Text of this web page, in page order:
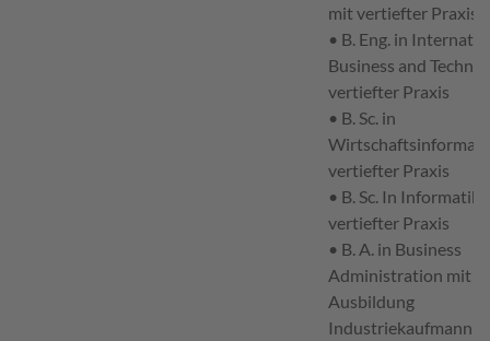
mit vertiefter Praxis
• B. Eng. in
Business and
vertiefter Praxis
• B. Sc. in
vertiefter Praxis
• B. Sc. In Informatik
vertiefter Praxis
• B. A. in Business
Administration mit
Ausbildung
Industriekaufmann